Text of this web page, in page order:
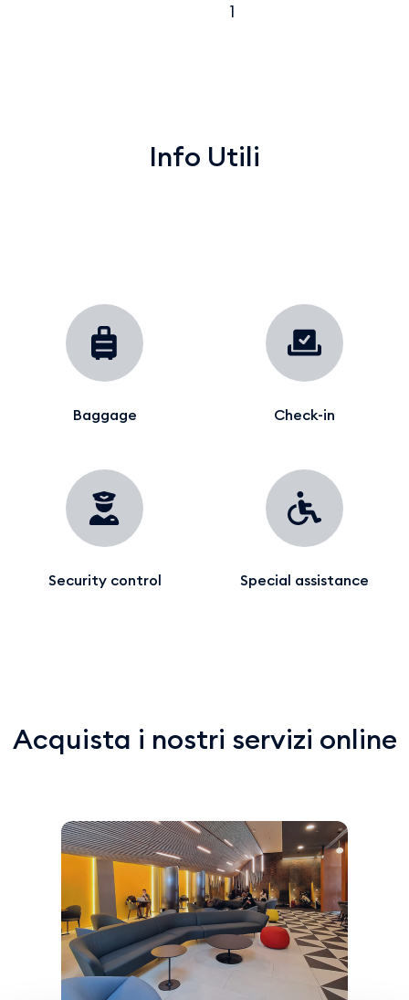
1
Info Utili
Baggage Check-in
Security control Special assistance
Acquista i nostri servizi online